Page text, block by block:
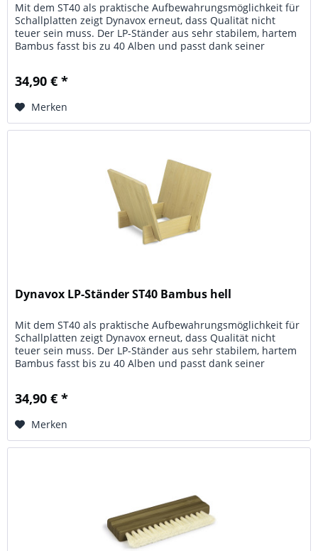
Mit dem ST40 als praktische Aufbewahrungsmöglichkeit für
Schallplatten zeigt Dynavox erneut, dass Qualität nicht
teuer sein muss. Der LP-Ständer aus sehr stabilem, hartem
Bambus fasst bis zu 40 Alben und passt dank seiner
34,90 € *
Merken
Dynavox LP-Ständer ST40 Bambus hell
Mit dem ST40 als praktische Aufbewahrungsmöglichkeit für
Schallplatten zeigt Dynavox erneut, dass Qualität nicht
teuer sein muss. Der LP-Ständer aus sehr stabilem, hartem
Bambus fasst bis zu 40 Alben und passt dank seiner
34,90 € *
Merken